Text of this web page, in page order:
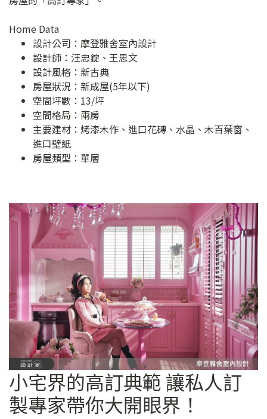
Home Data
設計公司： 摩登雅舍室內設計
設計師：汪忠錠、王思文
設計風格：新古典
房屋狀況：新成屋(5年以下)
空間坪數：13/坪
空間格局：兩房
主要建材：烤漆木作、進口花磚、水晶、木百葉窗、
進口壁紙
房屋類型：單層
小宅界的高訂典範 讓私人訂
製專家帶你大開眼界！